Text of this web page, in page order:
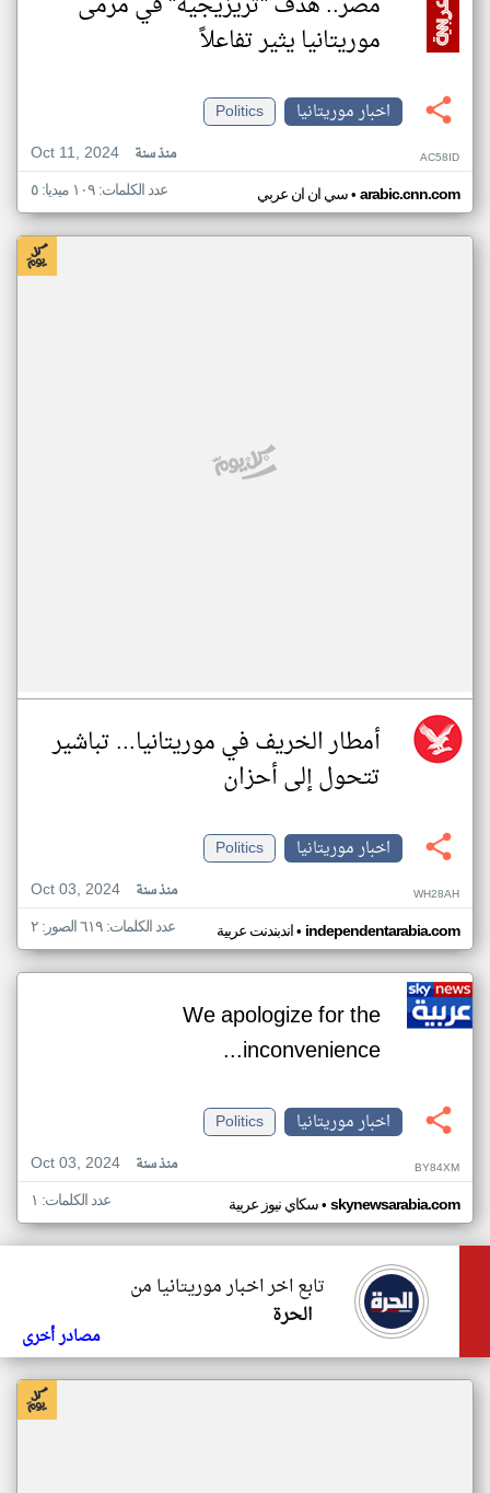
موريتانيا يثير تفاعلاً
اخبار موريتانيا
Politics
Oct 11, 2024
منذ سنة AC58ID
سي ان ان عربي• arabic.cnn.com عدد الكلمات: ١٠٩ ميديا: ٥
أمطار الخريف في موريتانيا... تباشير
تتحول إلى أحزان
اخبار موريتانيا
Politics
Oct 03, 2024
منذ سنة WH28AH
اندبندنت عربية• independentarabia.com عدد الكلمات: ٦١٩ الصور: ٢
We apologize for the
inconvenience...
اخبار موريتانيا
Politics
Oct 03, 2024
منذ سنة BY84XM
سكاي نيوز عربية• skynewsarabia.com عدد الكلمات: ١
تابع اخر اخبار موريتانيا من
الحرة
مصادر أخرى